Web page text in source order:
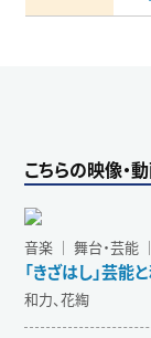
こちらの映像・
音楽 ｜ 舞台・芸能
「きざはし」芸
和力、花綯